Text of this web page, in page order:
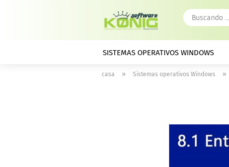
SISTEMAS OPERATIVOS WINDOWS
casa » Sistemas operativos Windows »